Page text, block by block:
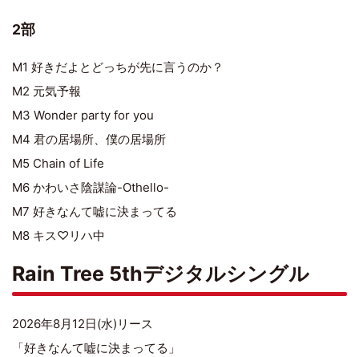
2部
M1 好きだよとどっちが先に言うのか？
M2 元気予報
M3 Wonder party for you
M4 君の居場所、僕の居場所
M5 Chain of Life
M6 かわいさ陰謀論-Othello-
M7 好きなんて嘘に決まってる
M8 キス♡リハ中
Rain Tree 5thデジタルシングル
2026年8月12日(水)リース
「好きなんて嘘に決まってる」